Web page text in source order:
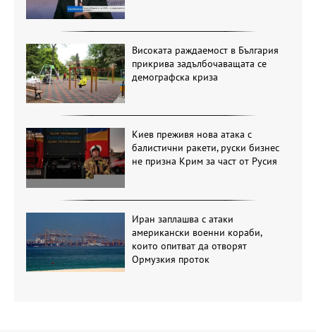
Високата раждаемост в България
прикрива задълбочаващата се
демографска криза
Киев преживя нова атака с
балистични ракети, руски бизнес
не призна Крим за част от Русия
Иран заплашва с атаки
американски военни кораби,
които опитват да отворят
Ормузкия проток